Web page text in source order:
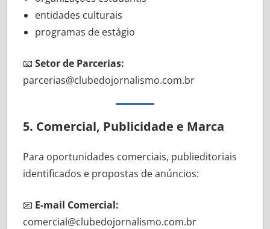
entidades culturais
programas de estágio
📧 Setor de Parcerias:
parcerias@clubedojornalismo.com.br
5. Comercial, Publicidade e Marca
Para oportunidades comerciais, publieditoriais
identificados e propostas de anúncios:
📧 E-mail Comercial:
comercial@clubedojornalismo.com.br